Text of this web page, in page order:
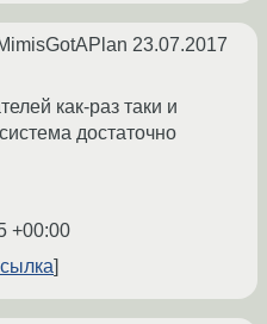
23.07.2017
как-раз таки и
достаточно
+00:00